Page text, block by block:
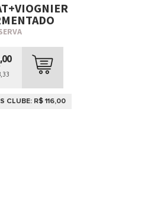
,00
CLUBE: R$ 116,00